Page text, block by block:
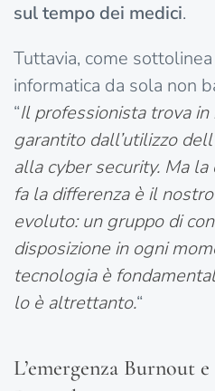
sul tempo dei medici.
Tuttavia, come
informatica da sola non
“Il professionista trova
garantito dall’utilizzo
alla cyber security. Ma
fa la differenza è il
evoluto: un gruppo di
disposizione in ogni
tecnologia è
lo è altrettanto.“
L’emergenza Burnout